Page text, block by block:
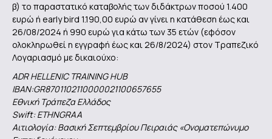
β) το παραστατικό καταβολής των διδάκτρων ποσού 1.400
ευρώ ή early bird 1.190,00 ευρώ αν γίνει η κατάθεση έως και
26/08/2024 ή 990 ευρώ για κάτω των 35 ετών (εφόσον
ολοκληρωθεί η εγγραφή έως και 26/8/2024) στον Τραπεζικό
Λογαριασμό με δικαιούχο:
ADR HELLENIC TRAINING HUB
ΙΒΑΝ:GR8701102110000021100657655
Εθνική Τράπεζα Ελλάδος
Swift: ETHNGRAA
Αιτιολογία: Βασική Σεπτεμβρίου Πειραιάς «Ονοματεπώνυμο